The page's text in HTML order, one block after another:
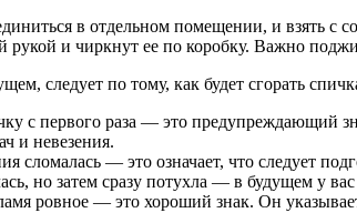
в отдельном помещении, и взять
рукой и чиркнут ее по коробку. Важно
следует по тому, как будет сгорать
с первого раза — это предупреждающий
и невезения.
сломалась — это означает, что следует
но затем сразу потухла — в будущем у
ровное — это хороший знак. Он